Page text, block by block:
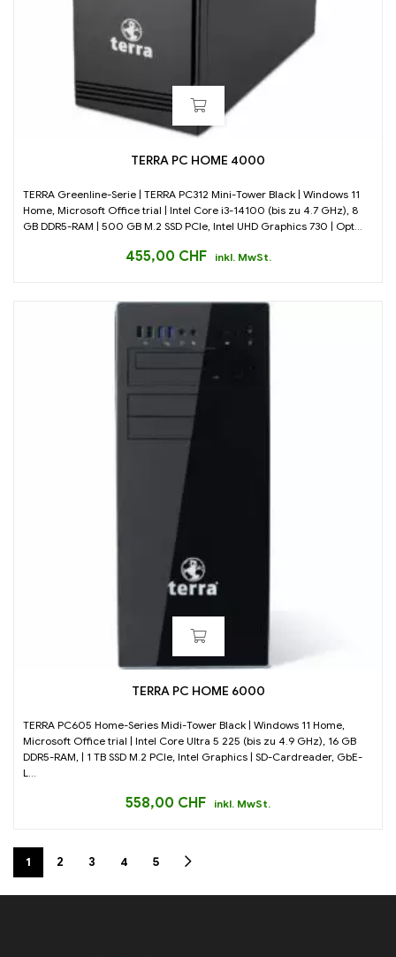
TERRA PC HOME 4000
TERRA Greenline-Serie | TERRA PC312 Mini-Tower Black | Windows 11
Home, Microsoft Office trial | Intel Core i3-14100 (bis zu 4.7 GHz), 8
GB DDR5-RAM | 500 GB M.2 SSD PCIe, Intel UHD Graphics 730 | Opt...
455,00 CHF inkl. MwSt.
TERRA PC HOME 6000
TERRA PC605 Home-Series Midi-Tower Black | Windows 11 Home,
Microsoft Office trial | Intel Core Ultra 5 225 (bis zu 4.9 GHz), 16 GB
DDR5-RAM, | 1 TB SSD M.2 PCIe, Intel Graphics | SD-Cardreader, GbE-
L...
558,00 CHF inkl. MwSt.
1 2 3 4 5